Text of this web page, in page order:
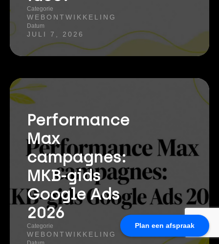
Plan een afspraak
Categorie
WEBONTWIKKELING
Datum
JULI 7, 2026
Performance
Max
campagnes:
MKB-gids
Google Ads
2026
Categorie
WEBONTWIKKELING